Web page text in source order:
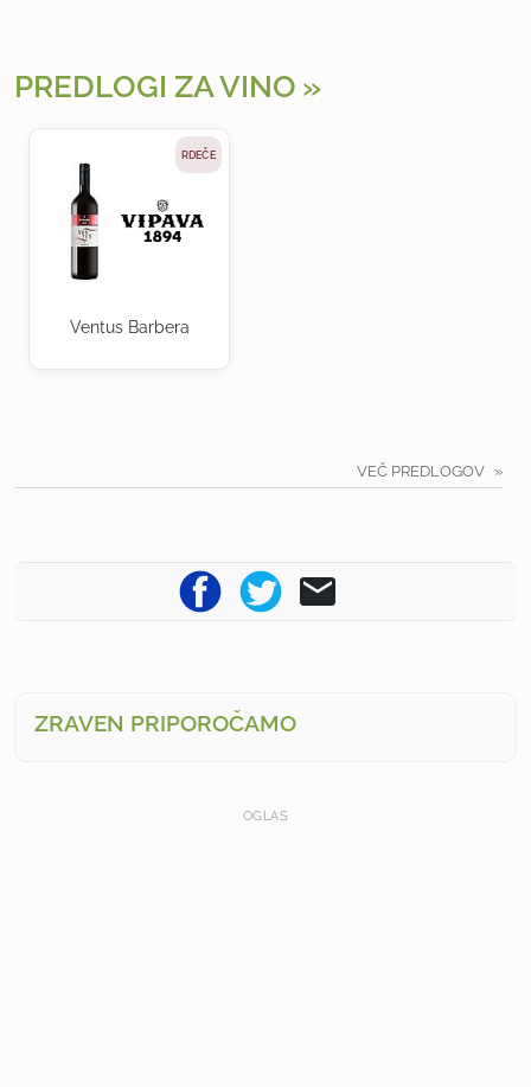
PREDLOGI ZA VINO
RDEČE
Ventus Barbera
VEČ PREDLOGOV
ZRAVEN PRIPOROČAMO
OGLAS